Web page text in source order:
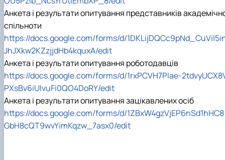
Анкета і результати опитування представників
спільноти
https://docs.google.com/forms/d/
JhJXkw2KZzjjdHb4kquxA/edit
Анкета і результати опитування роботодавців
https://docs.google.com/forms/d/1rxPCVH7PIae-
PXsBv6iUlvuFi0QO4DoRY/edit
Анкета і результати опитування зацікавлених осіб
https://docs.google.com/forms/d/1ZBxW4gzVjEP6nSd1hHC8
GbH8cQT9wvYimKqzw_7asx0/edit